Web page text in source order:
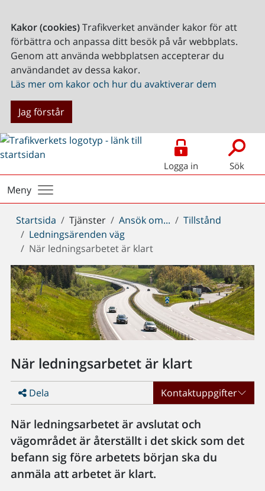
Kakor (cookies)Trafikverket använder kakor för att
förbättra och anpassa ditt besök på vår webbplats.
Genom att använda webbplatsen accepterar du
användandet av dessa kakor.
Läs mer om kakor och hur du avaktiverar dem
Jag förstår
Logga in Sök
Meny
Du
är
här:
Startsida Tjänster Ansök om...
Tillstånd
Ledningsärenden väg
När ledningsarbetet är klart
När ledningsarbetet är klart
Dela Kontaktuppgifter
När ledningsarbetet är avslutat och
vägområdet är återställt i det skick som det
befann sig före arbetets början ska du
anmäla att arbetet är klart.